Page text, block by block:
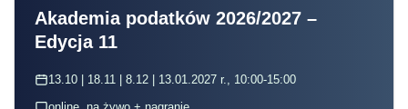
Akademia podatków 2026/2027 –
Edycja 11
13.10 | 18.11 | 8.12 | 13.01.2027 r., 10:00-15:00